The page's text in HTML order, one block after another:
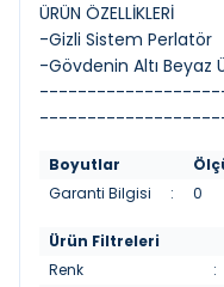
ÜRÜN ÖZELLİKLERİ
-Gizli Sistem Perlatör
-Gövdenin Altı Beyaz
Boyutlar
Garanti Bilgisi
: 0
Ürün Filtreleri
Renk
: